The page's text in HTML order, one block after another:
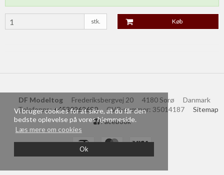
Vi bruger cookies for at sikre, at du får den
bedste oplevelse på vores hjemmeside.
Læs mere om cookies
Ok
stk. Køb
DF Modeltog Frederiksbergvej 20 4180 Sorø
Danmark
Telefonnr.: +4530262690 CVR-nummer: 35014187
Sitemap
Facebook